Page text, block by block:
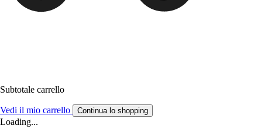
Subtotale carrello
Vedi il mio carrello Continua lo shopping
Loading...